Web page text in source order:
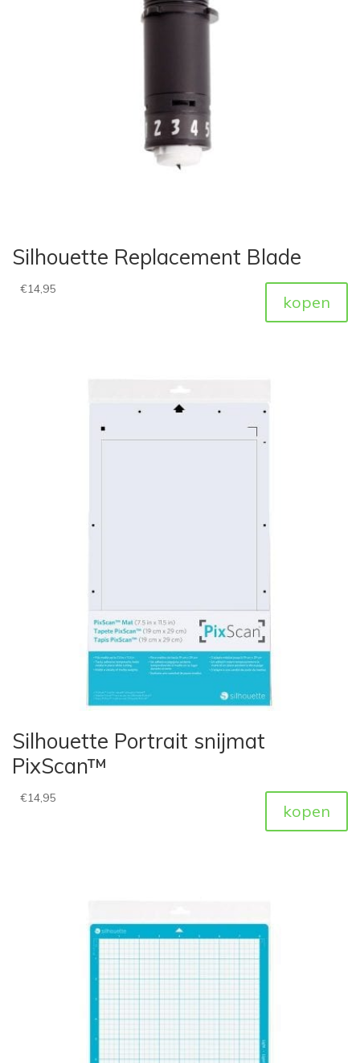
Silhouette Replacement Blade
€14,95
kopen
Silhouette Portrait snijmat
PixScan™
€14,95
kopen